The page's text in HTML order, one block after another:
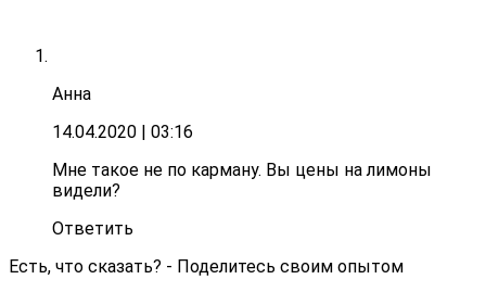
Анна
14.04.2020 | 03:16
Мне такое не по карману. Вы цены на лимоны
видели?
Ответить
Есть, что сказать? - Поделитесь своим опытом